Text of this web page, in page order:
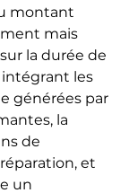
montant
mais
la durée de
les
générées par
la
de
et
un